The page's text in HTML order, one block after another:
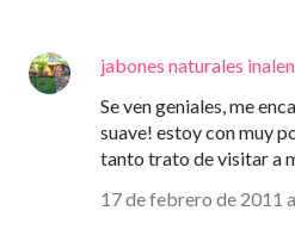
jabones naturales inalen
Se ven geniales, me
suave! estoy con muy
tanto trato de visitar a
17 de febrero de 2011